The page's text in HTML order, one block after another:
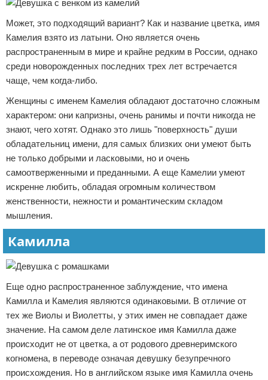
Может, это подходящий вариант? Как и название цветка, имя
Камелия взято из латыни. Оно является очень
распространенным в мире и крайне редким в России, однако
среди новорожденных последних трех лет встречается
чаще, чем когда-либо.
Женщины с именем Камелия обладают достаточно сложным
характером: они капризны, очень ранимы и почти никогда не
знают, чего хотят. Однако это лишь "поверхность" души
обладательниц имени, для самых близких они умеют быть
не только добрыми и ласковыми, но и очень
самоотверженными и преданными. А еще Камелии умеют
искренне любить, обладая огромным количеством
женственности, нежности и романтическим складом
мышления.
Камилла
Еще одно распространенное заблуждение, что имена
Камилла и Камелия являются одинаковыми. В отличие от
тех же Виолы и Виолетты, у этих имен не совпадает даже
значение. На самом деле латинское имя Камилла даже
происходит не от цветка, а от родового древнеримского
когномена, в переводе означая девушку безупречного
происхождения. Но в английском языке имя Камилла очень